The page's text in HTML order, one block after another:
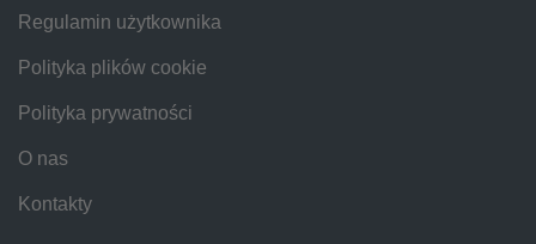
Regulamin użytkownika
Polityka plików cookie
Polityka prywatności
O nas
Kontakty